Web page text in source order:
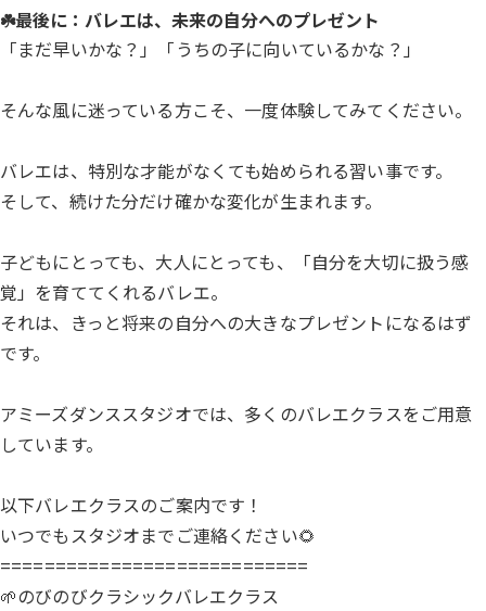
☘️最後に：バレエは、未来の自分へのプレゼント
「まだ早いかな？」「うちの子に向いているかな？」
そんな風に迷っている方こそ、一度体験してみてください。
バレエは、特別な才能がなくても始められる習い事です。
そして、続けた分だけ確かな変化が生まれます。
子どもにとっても、大人にとっても、「自分を大切に扱う感
覚」を育ててくれるバレエ。
それは、きっと将来の自分への大きなプレゼントになるはず
です。
アミーズダンススタジオでは、多くのバレエクラスをご用意
しています。
以下バレエクラスのご案内です！
いつでもスタジオまでご連絡ください🌻
============================
🌱のびのびクラシックバレエクラス